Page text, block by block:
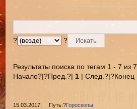
? ?
Результаты поиска по тегам 1 - 7 из 7
Начало?|?Пред.?| 1 | След.?|?Конец
15.03.2017| Путь:?Гороскопы